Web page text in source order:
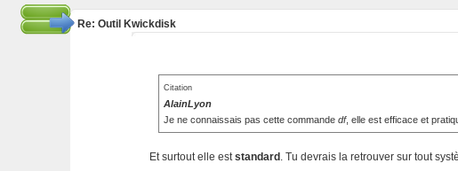
Re: Outil Kwickdisk
Citation
AlainLyon
Je ne connaissais pas cette commandedf, elle est efficace et
Et surtout elle eststandard . Tu devrais la retrouver sur tout